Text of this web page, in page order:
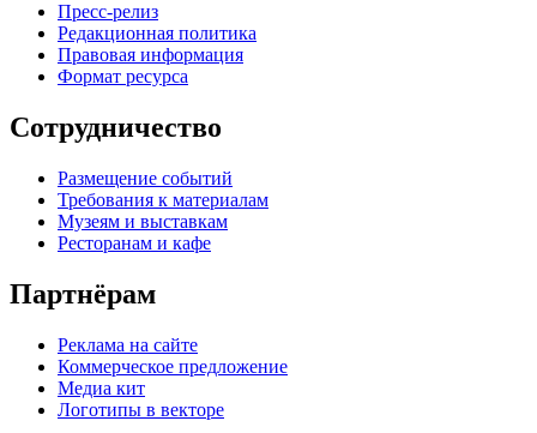
Пресс-релиз
Редакционная политика
Правовая информация
Формат ресурса
Сотрудничество
Размещение событий
Требования к материалам
Музеям и выставкам
Ресторанам и кафе
Партнёрам
Реклама на сайте
Коммерческое предложение
Медиа кит
Логотипы в векторе